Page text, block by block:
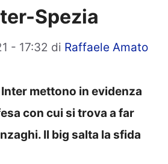
Spezia
- 17:32 di Raffaele Amato
mettono in evidenza
con cui si trova a far
Il big salta la sfida